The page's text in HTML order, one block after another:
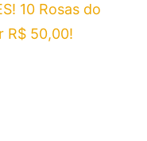
10 Rosas do
R$ 50,00!